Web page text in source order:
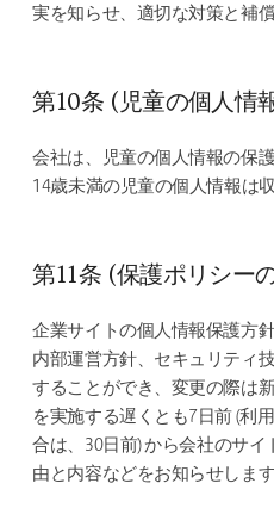
実を知らせ、適切な対策と補償
第10条 (児童の個人情
会社は、児童の個人情報の保
14歳未満の児童の個人情報は
第11条 (保護ポリシー
企業サイトの個人情報保護方
内部運営方針、セキュリティ
することができ、変更の際は
を実施する遅くとも7日前 (利
合は、30日前) から会社のサ
由と内容などをお知らせします